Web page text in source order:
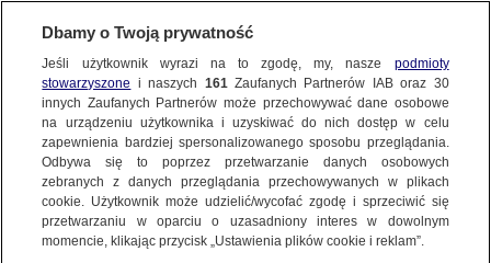
NAJNOWSZE
ZOBACZ FAKTY
FAKTY PO FAKTACH
Dzień dobry!
Jedno konto do wszystkich usług
Dbamy o Twoją prywatność
Jeśli użytkownik wyrazi na to zgodę, my, nasze podmioty
stowarzyszone i naszych 161Zaufanych Partnerów IAB oraz 30
innych Zaufanych Partnerów może przechowywać dane osobowe
na urządzeniu użytkownika i uzyskiwać do nich dostęp w celu
zapewnienia bardziej spersonalizowanego sposobu przeglądania.
Odbywa się to poprzez przetwarzanie danych osobowych
zebranych z danych przeglądania przechowywanych w plikach
cookie. Użytkownik może udzielić/wycofać zgodę i sprzeciwić się
przetwarzaniu w oparciu o uzasadniony interes w dowolnym
momencie, klikając przycisk „Ustawienia plików cookie i reklam”.